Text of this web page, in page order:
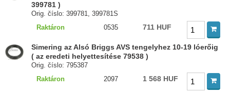
399781 )
Orig. číslo: 399781, 399781S
Raktáron
0535 711 HUF
Simering az Alsó Briggs AVS tengelyhez 10-19 lóerőig
( az eredeti helyettesítése 79538 )
Orig. číslo: 795387
Raktáron
2097 1 568 HUF